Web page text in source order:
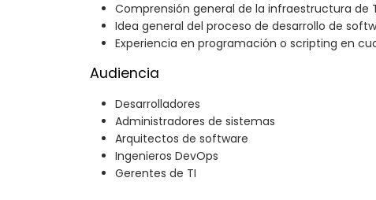
Comprensión general de la infraestructura de
Idea general del proceso de desarrollo de
Experiencia en programación o scripting en
Audiencia
Desarrolladores
Administradores de sistemas
Arquitectos de software
Ingenieros DevOps
Gerentes de TI